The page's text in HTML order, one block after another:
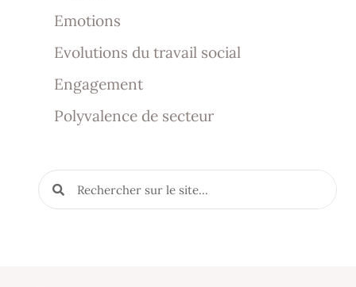
Emotions
Evolutions du travail social
Engagement
Polyvalence de secteur